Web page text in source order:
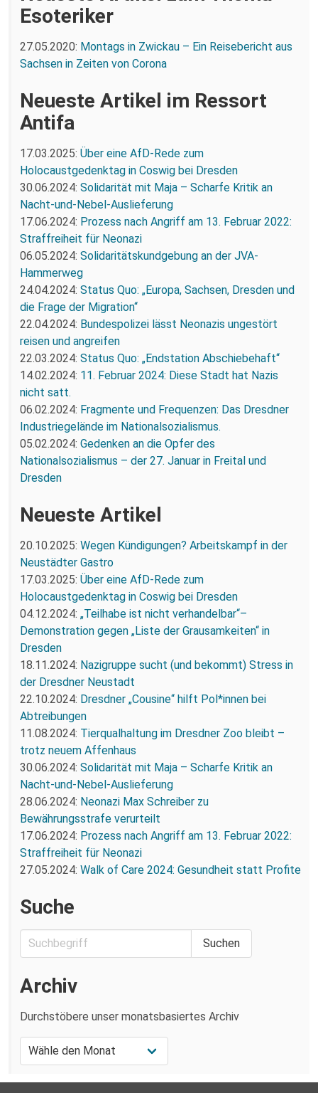
Esoteriker
27.05.2020: Montags in Zwickau – Ein Reisebericht aus
Sachsen in Zeiten von Corona
Neueste Artikel im Ressort
Antifa
17.03.2025: Über eine AfD-Rede zum
Holocaustgedenktag in Coswig bei Dresden
30.06.2024: Solidarität mit Maja – Scharfe Kritik an
Nacht-und-Nebel-Auslieferung
17.06.2024: Prozess nach Angriff am 13. Februar 2022:
Straffreiheit für Neonazi
06.05.2024: Solidaritätskundgebung an der JVA-
Hammerweg
24.04.2024: Status Quo: „Europa, Sachsen, Dresden und
die Frage der Migration“
22.04.2024: Bundespolizei lässt Neonazis ungestört
reisen und angreifen
22.03.2024: Status Quo: „Endstation Abschiebehaft“
14.02.2024: 11. Februar 2024: Diese Stadt hat Nazis
nicht satt.
06.02.2024: Fragmente und Frequenzen: Das Dresdner
Industriegelände im Nationalsozialismus.
05.02.2024: Gedenken an die Opfer des
Nationalsozialismus – der 27. Januar in Freital und
Dresden
Neueste Artikel
20.10.2025: Wegen Kündigungen? Arbeitskampf in der
Neustädter Gastro
17.03.2025: Über eine AfD-Rede zum
Holocaustgedenktag in Coswig bei Dresden
04.12.2024: „Teilhabe ist nicht verhandelbar“–
Demonstration gegen „Liste der Grausamkeiten“ in
Dresden
18.11.2024: Nazigruppe sucht (und bekommt) Stress in
der Dresdner Neustadt
22.10.2024: Dresdner „Cousine“ hilft Pol*innen bei
Abtreibungen
11.08.2024: Tierqualhaltung im Dresdner Zoo bleibt –
trotz neuem Affenhaus
30.06.2024: Solidarität mit Maja – Scharfe Kritik an
Nacht-und-Nebel-Auslieferung
28.06.2024: Neonazi Max Schreiber zu
Bewährungsstrafe verurteilt
17.06.2024: Prozess nach Angriff am 13. Februar 2022:
Straffreiheit für Neonazi
27.05.2024: Walk of Care 2024: Gesundheit statt Profite
Suche
Archiv
Durchstöbere unser monatsbasiertes Archiv